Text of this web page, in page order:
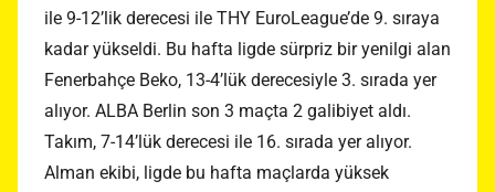
ile 9-12’lik derecesi ile THY EuroLeague’de 9. sıraya
kadar yükseldi. Bu hafta ligde sürpriz bir yenilgi alan
Fenerbahçe Beko, 13-4’lük derecesiyle 3. sırada yer
alıyor. ALBA Berlin son 3 maçta 2 galibiyet aldı.
Takım, 7-14’lük derecesi ile 16. sırada yer alıyor.
Alman ekibi, ligde bu hafta maçlarda yüksek